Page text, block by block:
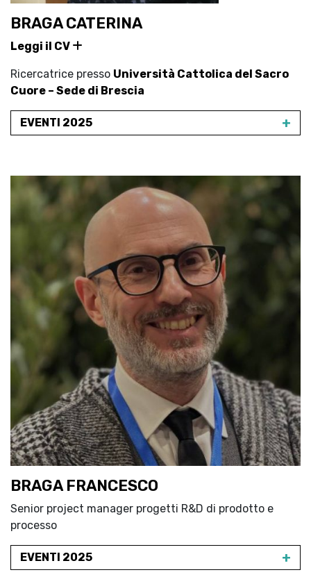
BRAGA CATERINA
Leggi il CV
Ricercatrice presso Università Cattolica del Sacro
Cuore – Sede di Brescia
EVENTI 2025 +
BRAGA FRANCESCO
Senior project manager progetti R&D di prodotto e
processo
EVENTI 2025 +